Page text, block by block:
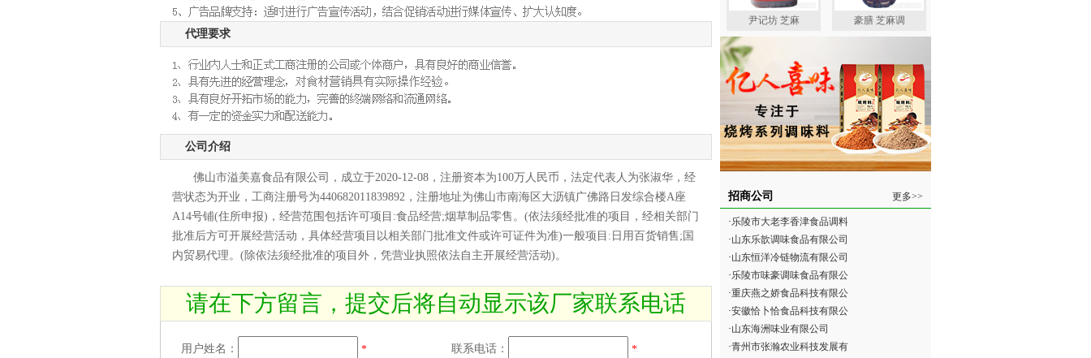
代理要求
公司介绍
佛山市溢美嘉食品有限公司，成立于2020-12-08，注册资本为100万人民币，法定代表人为张淑华，经
营状态为开业，工商注册号为440682011839892，注册地址为佛山市南海区大沥镇广佛路日发综合楼A座
A14号铺(住所申报)，经营范围包括许可项目:食品经营;烟草制品零售。(依法须经批准的项目，经相关部门
批准后方可开展经营活动，具体经营项目以相关部门批准文件或许可证件为准)一般项目:日用百货销售;国
内贸易代理。(除依法须经批准的项目外，凭营业执照依法自主开展经营活动)。
请在下方留言，提交后将自动显示该厂家联系电话
用户姓名： * 联系电话： *
尹记坊 芝麻 豪膳 芝麻调
招商公司 更多>>
·乐陵市大老李香津食品调料
·山东乐歆调味食品有限公司
·山东恒洋冷链物流有限公司
·乐陵市味豪调味食品有限公
·重庆燕之娇食品科技有限公
·安徽恰卜恰食品科技有限公
·山东海洲味业有限公司
·青州市张瀚农业科技发展有